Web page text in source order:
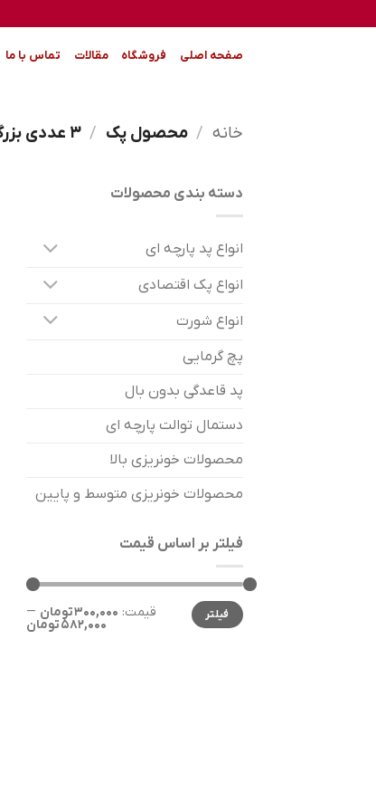
to
صفحه اصلی فروشگاه مقالات تماس با ما
خانه / محصول پک / 3 عددی بزرگ
دسته بندی محصولات
انواع پد پارچه ای
انواع پک اقتصادی
انواع شورت
پچ گرمایی
پد قاعدگی بدون بال
دستمال توالت پارچه ای
محصولات خونریزی بالا
محصولات خونریزی متوسط و پایین
فیلتر بر اساس قیمت
حداقل
قیمت
حداکثر
قیمت
فیلتر قیمت: 300,000 تومان —
582,000 تومان